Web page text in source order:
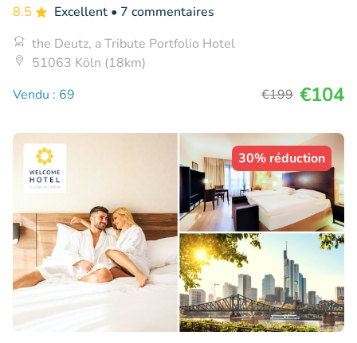
8.5 Excellent • 7 commentaires
the Deutz, a Tribute Portfolio Hotel
51063 Köln (18km)
Vendu : 69
€199 €104
30% réduction